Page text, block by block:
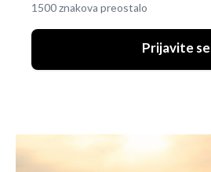
1500 znakova preostalo
Prijavite se